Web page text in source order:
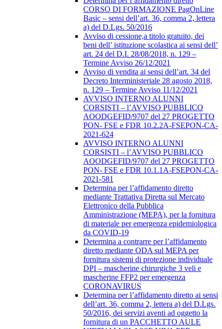
CORSO DI FORMAZIONE PagOnLine
Basic – sensi dell’art. 36, comma 2, lettera
a) del D.Lgs. 50/2016
Avviso di cessione,a titolo gratuito, dei
beni dell’ istituzione scolastica ai sensi dell’
art. 24 del D.I. 28/08/2018, n. 129 –
Termine Avviso 26/12/2021
Avviso di vendita ai sensi dell’art. 34 del
Decreto Interministeriale 28 agosto 2018,
n. 129 – Termine Avviso 11/12/2021
AVVISO INTERNO ALUNNI
CORSISTI – l’AVVISO PUBBLICO
AOODGEFID/9707 del 27 PROGETTO
PON- FSE e FDR 10.2.2A-FSEPON-CA-
2021-624
AVVISO INTERNO ALUNNI
CORSISTI – l’AVVISO PUBBLICO
AOODGEFID/9707 del 27 PROGETTO
PON- FSE e FDR 10.1.1A-FSEPON-CA-
2021-581
Determina per l’affidamento diretto
mediante Trattativa Diretta sul Mercato
Elettronico della Pubblica
Amministrazione (MEPA), per la fornitura
di materiale per emergenza epidemiologica
da COVID-19
Determina a contrarre per l’affidamento
diretto mediante ODA sul MEPA per
fornitura sistemi di protezione individuale
DPI – mascherine chirurgiche 3 veli e
mascherine FFP2 per emergenza
CORONAVIRUS
Determina per l’affidamento diretto ai sensi
dell’art. 36, comma 2, lettera a) del D.Lgs.
50/2016, dei servizi aventi ad oggetto la
fornitura di un PACCHETTO AULE